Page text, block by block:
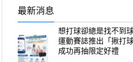
最新消息
想打球卻總是找不到
運動賽誌推出「揪打
成功再抽限定好禮